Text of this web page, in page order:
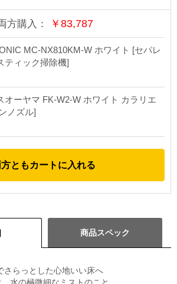
方購入： ￥ 83,787
MC-NX810KM-W ホワイト [セパレ
ティック掃除機]
オーヤマ FK-W2-W ホワイト カラリエ
ノズル]
方ともカートに入れる
商品スペック
らっとした心地いい床へ
水の極微細なミストのこと。